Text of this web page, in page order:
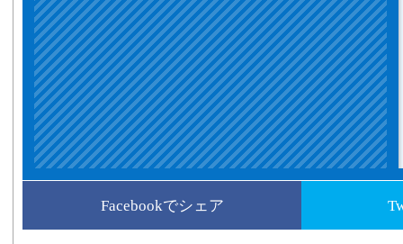
Facebookでシェア